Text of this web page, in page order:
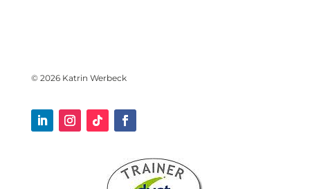
© 2026 Katrin Werbeck